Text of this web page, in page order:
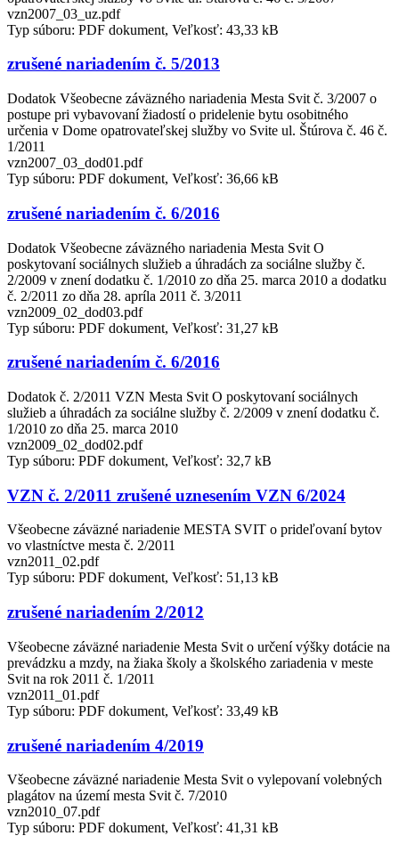
vzn2007_03_uz.pdf
Typ súboru: PDF dokument, Veľkosť: 43,33 kB
zrušené nariadením č. 5/2013
Dodatok Všeobecne záväzného nariadenia Mesta Svit č. 3/2007 o
postupe pri vybavovaní žiadostí o pridelenie bytu osobitného
určenia v Dome opatrovateľskej služby vo Svite ul. Štúrova č. 46 č.
1/2011
vzn2007_03_dod01.pdf
Typ súboru: PDF dokument, Veľkosť: 36,66 kB
zrušené nariadením č. 6/2016
Dodatok Všeobecne záväzného nariadenia Mesta Svit O
poskytovaní sociálnych služieb a úhradách za sociálne služby č.
2/2009 v znení dodatku č. 1/2010 zo dňa 25. marca 2010 a dodatku
č. 2/2011 zo dňa 28. apríla 2011 č. 3/2011
vzn2009_02_dod03.pdf
Typ súboru: PDF dokument, Veľkosť: 31,27 kB
zrušené nariadením č. 6/2016
Dodatok č. 2/2011 VZN Mesta Svit O poskytovaní sociálnych
služieb a úhradách za sociálne služby č. 2/2009 v znení dodatku č.
1/2010 zo dňa 25. marca 2010
vzn2009_02_dod02.pdf
Typ súboru: PDF dokument, Veľkosť: 32,7 kB
VZN č. 2/2011 zrušené uznesením VZN 6/2024
Všeobecne záväzné nariadenie MESTA SVIT o prideľovaní bytov
vo vlastníctve mesta č. 2/2011
vzn2011_02.pdf
Typ súboru: PDF dokument, Veľkosť: 51,13 kB
zrušené nariadením 2/2012
Všeobecne záväzné nariadenie Mesta Svit o určení výšky dotácie na
prevádzku a mzdy, na žiaka školy a školského zariadenia v meste
Svit na rok 2011 č. 1/2011
vzn2011_01.pdf
Typ súboru: PDF dokument, Veľkosť: 33,49 kB
zrušené nariadením 4/2019
Všeobecne záväzné nariadenie Mesta Svit o vylepovaní volebných
plagátov na území mesta Svit č. 7/2010
vzn2010_07.pdf
Typ súboru: PDF dokument, Veľkosť: 41,31 kB